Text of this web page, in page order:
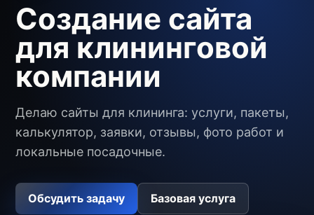
Создание сайта
для клининговой
компании
Делаю сайты для клининга: услуги, пакеты,
калькулятор, заявки, отзывы, фото работ и
локальные посадочные.
Обсудить задачу Базовая услуга